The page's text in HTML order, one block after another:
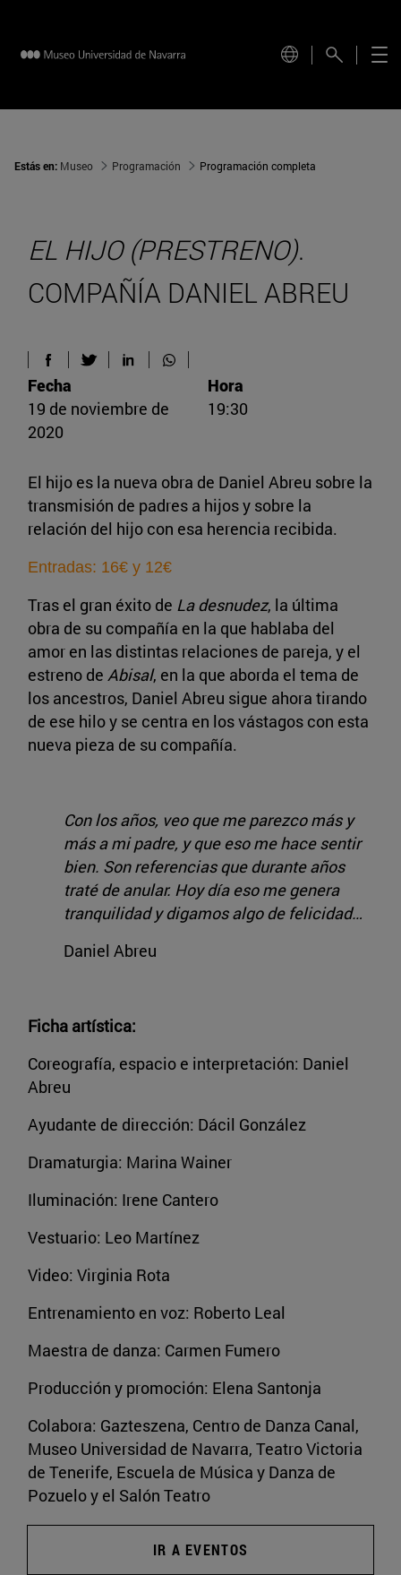
Estás en: Museo Programación Programación completa
EL HIJO (PRESTRENO).
COMPAÑÍA DANIEL ABREU
El hijo es la nueva obra de Daniel Abreu sobre la
transmisión de padres a hijos y sobre la
relación del hijo con esa herencia recibida.
Entradas: 16€ y 12€
Tras el gran éxito de La desnudez, la última
obra de su compañía en la que hablaba del
amor en las distintas relaciones de pareja, y el
estreno de Abisal, en la que aborda el tema de
los ancestros, Daniel Abreu sigue ahora tirando
de ese hilo y se centra en los vástagos con esta
nueva pieza de su compañía.
Con los años, veo que me parezco más y
más a mi padre, y que eso me hace sentir
bien. Son referencias que durante años
traté de anular. Hoy día eso me genera
tranquilidad y digamos algo de felicidad…
Daniel Abreu
Ficha artística:
Coreografía, espacio e interpretación: Daniel
Abreu
Ayudante de dirección: Dácil González
Dramaturgia: Marina Wainer
Iluminación: Irene Cantero
Vestuario: Leo Martínez
Video: Virginia Rota
Entrenamiento en voz: Roberto Leal
Maestra de danza: Carmen Fumero
Producción y promoción: Elena Santonja
Colabora: Gazteszena, Centro de Danza Canal,
Museo Universidad de Navarra, Teatro Victoria
de Tenerife, Escuela de Música y Danza de
Pozuelo y el Salón Teatro
IR A EVENTOS
Fecha
19 de noviembre de
2020
Hora
19:30